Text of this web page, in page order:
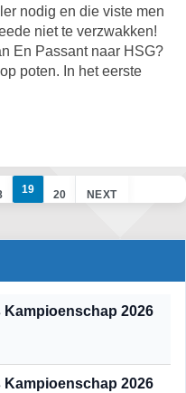
nodig en die viste men
niet te verzwakken!
En Passant naar HSG?
poten. In het eerste
19 20 NEXT
2026
2026